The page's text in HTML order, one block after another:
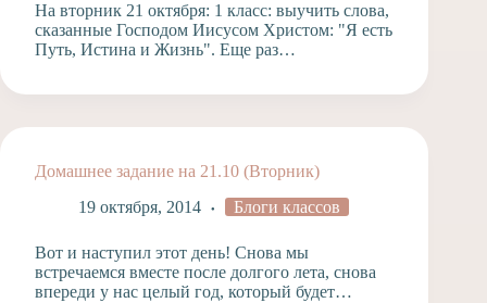
На вторник 21 октября: 1 класс: выучить слова,
сказанные Господом Иисусом Христом: "Я есть
Путь, Истина и Жизнь". Еще раз…
Домашнее задание на 21.10 (Вторник)
19 октября, 2014
Блоги классов
Вот и наступил этот день! Снова мы
встречаемся вместе после долгого лета, снова
впереди у нас целый год, который будет…